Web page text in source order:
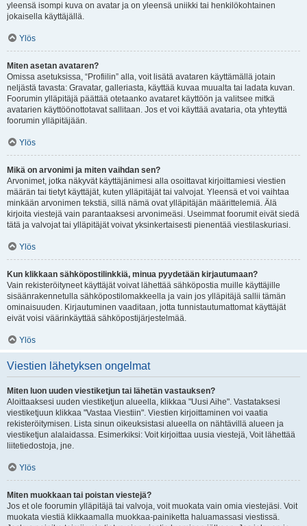
yleensä isompi kuva on avatar ja on yleensä uniikki tai henkilökohtainen
jokaisella käyttäjällä.
Ylös
Miten asetan avataren?
Omissa asetuksissa, “Profiilin” alla, voit lisätä avataren käyttämällä jotain
neljästä tavasta: Gravatar, galleriasta, käyttää kuvaa muualta tai ladata kuvan.
Foorumin ylläpitäjä päättää otetaanko avataret käyttöön ja valitsee mitkä
avatarien käyttöönottotavat sallitaan. Jos et voi käyttää avataria, ota yhteyttä
foorumin ylläpitäjään.
Ylös
Mikä on arvonimi ja miten vaihdan sen?
Arvonimet, jotka näkyvät käyttäjänimesi alla osoittavat kirjoittamiesi viestien
määrän tai tietyt käyttäjät, kuten ylläpitäjät tai valvojat. Yleensä et voi vaihtaa
minkään arvonimen tekstiä, sillä nämä ovat ylläpitäjän määrittelemiä. Älä
kirjoita viestejä vain parantaaksesi arvonimeäsi. Useimmat foorumit eivät siedä
tätä ja valvojat tai ylläpitäjät voivat yksinkertaisesti pienentää viestilaskuriasi.
Ylös
Kun klikkaan sähköpostilinkkiä, minua pyydetään kirjautumaan?
Vain rekisteröityneet käyttäjät voivat lähettää sähköpostia muille käyttäjille
sisäänrakennetulla sähköpostilomakkeella ja vain jos ylläpitäjä sallii tämän
ominaisuuden. Kirjautuminen vaaditaan, jotta tunnistautumattomat käyttäjät
eivät voisi väärinkäyttää sähköpostijärjestelmää.
Ylös
Viestien lähetyksen ongelmat
Miten luon uuden viestiketjun tai lähetän vastauksen?
Aloittaaksesi uuden viestiketjun alueella, klikkaa "Uusi Aihe". Vastataksesi
viestiketjuun klikkaa "Vastaa Viestiin". Viestien kirjoittaminen voi vaatia
rekisteröitymisen. Lista sinun oikeuksistasi alueella on nähtävillä alueen ja
viestiketjun alalaidassa. Esimerkiksi: Voit kirjoittaa uusia viestejä, Voit lähettää
liitetiedostoja, jne.
Ylös
Miten muokkaan tai poistan viestejä?
Jos et ole foorumin ylläpitäjä tai valvoja, voit muokata vain omia viestejäsi. Voit
muokata viestiä klikkaamalla muokkaa-painiketta haluamassasi viestissä.